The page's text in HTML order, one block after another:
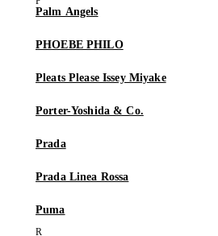
Palm Angels
PHOEBE PHILO
Pleats Please Issey Miyake
Porter-Yoshida & Co.
Prada
Prada Linea Rossa
Puma